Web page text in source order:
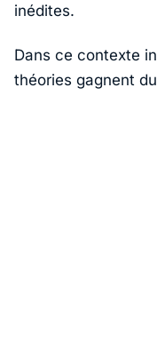
inédites.
Dans ce contexte
théories gagnent